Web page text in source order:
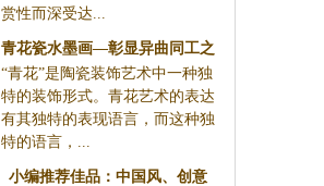
赏性而深受达...
青花瓷水墨画—彰显异曲同工之
妙，完美秉承中国文化脉搏
“青花”是陶瓷装饰艺术中一种独
特的装饰形式。青花艺术的表达
有其独特的表现语言，而这种独
特的语言，...
小编推荐佳品：中国风、创意